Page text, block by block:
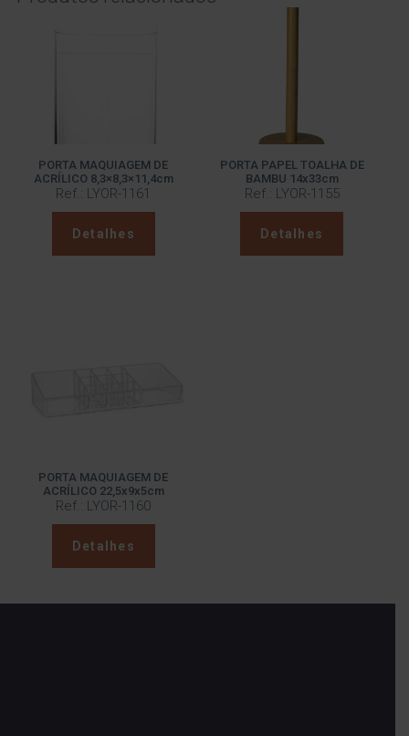
PORTA MAQUIAGEM DE
ACRÍLICO 8,3×8,3×11,4cm
Ref.: LYOR-1161
Detalhes
PORTA PAPEL TOALHA DE
BAMBU 14x33cm
Ref.: LYOR-1155
Detalhes
PORTA MAQUIAGEM DE
ACRÍLICO 22,5x9x5cm
Ref.: LYOR-1160
Detalhes